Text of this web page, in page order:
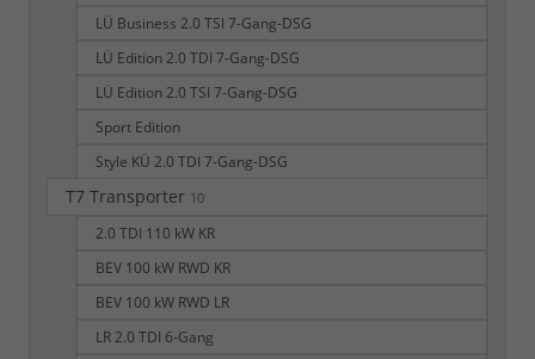
LÜ Business 2.0 TSI 7-Gang-DSG
LÜ Edition 2.0 TDI 7-Gang-DSG
LÜ Edition 2.0 TSI 7-Gang-DSG
Sport Edition
Style KÜ 2.0 TDI 7-Gang-DSG
T7 Transporter 10
2.0 TDI 110 kW KR
BEV 100 kW RWD KR
BEV 100 kW RWD LR
LR 2.0 TDI 6-Gang